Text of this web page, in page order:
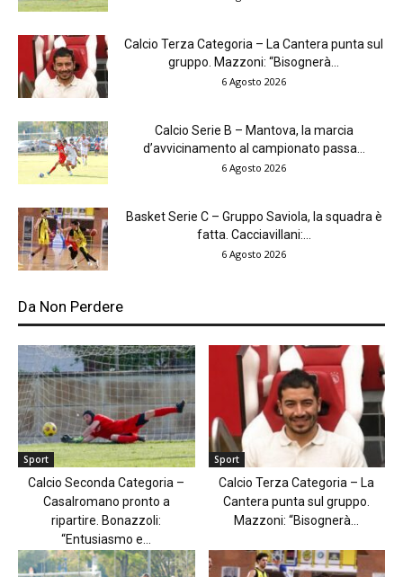
Calcio Terza Categoria – La Cantera punta sul
gruppo. Mazzoni: “Bisognerà...
6 Agosto 2026
Calcio Serie B – Mantova, la marcia
d’avvicinamento al campionato passa...
6 Agosto 2026
Basket Serie C – Gruppo Saviola, la squadra è
fatta. Cacciavillani:...
6 Agosto 2026
Da Non Perdere
Sport
Calcio Seconda Categoria –
Casalromano pronto a
ripartire. Bonazzoli:
“Entusiasmo e...
Sport
Calcio Terza Categoria – La
Cantera punta sul gruppo.
Mazzoni: “Bisognerà...